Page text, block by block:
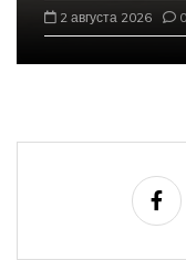
2 августа 2026 0